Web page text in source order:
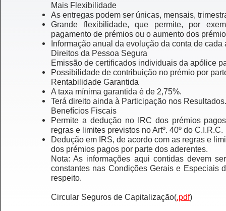
Mais Flexibilidade
As entregas podem ser únicas, mensais,
Grande flexibilidade, que permite, por
pagamento de prémios ou o aumento dos
Informação anual da evolução da conta de cada
Direitos da Pessoa Segura
Emissão de certificados individuais da apólice
Possibilidade de contribuição no prémio por
Rentabilidade Garantida
A taxa mínima garantida é de 2,75%.
Terá direito ainda à Participação nos Resultados.
Benefícios Fiscais
Permite a dedução no IRC dos prémios
regras e limites previstos no Artº. 40º do C.I.R.C.
Dedução em IRS, de acordo com as regras e
dos prémios pagos por parte dos aderentes.
Nota: As informações aqui contidas devem
constantes nas Condições Gerais e Especiais
respeito.
Circular Seguros de Capitalização(.pdf)